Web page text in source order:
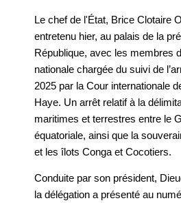
Le chef de l'État, Brice Clotaire
entretenu hier, au palais de la
République, avec les membres
nationale chargée du suivi de
2025 par la Cour internationale
Haye. Un arrêt relatif à la
maritimes et terrestres entre le
équatoriale, ainsi que la
et les îlots Conga et Cocotiers.
Conduite par son président,
la délégation a présenté au